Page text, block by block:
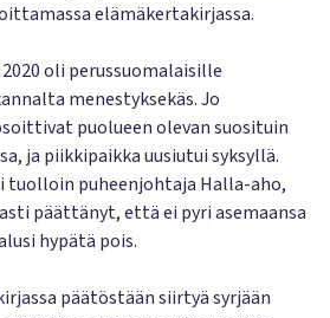
elämäkertakirjassa.
oli perussuomalaisille
menestyksekäs. Jo
puolueen olevan suosituin
ja piikkipaikka uusiutui syksyllä.
tuolloin puheenjohtaja Halla-aho,
päättänyt, että ei pyri asemaansa
hypätä pois.
päätöstään siirtyä syrjään